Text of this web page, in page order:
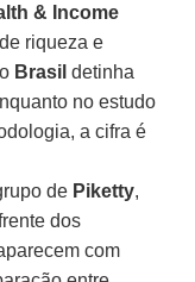
& Income
riqueza e
Brasil detinha
no estudo
a cifra é
de Piketty,
dos
com